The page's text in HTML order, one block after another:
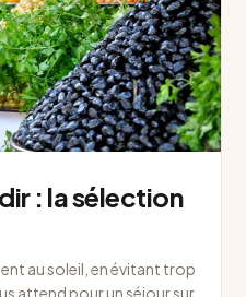
: la sélection
au soleil, en évitant trop
attend pour un séjour sur